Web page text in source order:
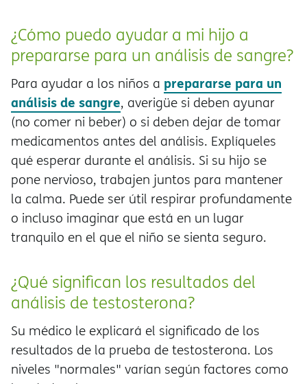
¿Cómo puedo ayudar a mi hijo a
prepararse para un análisis de sangre?
Para ayudar a los niños a prepararse para un
análisis de sangre, averigüe si deben ayunar
(no comer ni beber) o si deben dejar de tomar
medicamentos antes del análisis. Explíqueles
qué esperar durante el análisis. Si su hijo se
pone nervioso, trabajen juntos para mantener
la calma. Puede ser útil respirar profundamente
o incluso imaginar que está en un lugar
tranquilo en el que el niño se sienta seguro.
¿Qué significan los resultados del
análisis de testosterona?
Su médico le explicará el significado de los
resultados de la prueba de testosterona. Los
niveles "normales" varían según factores como